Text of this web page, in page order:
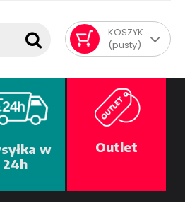
KOSZYK
(pusty)
w
24h
Outlet